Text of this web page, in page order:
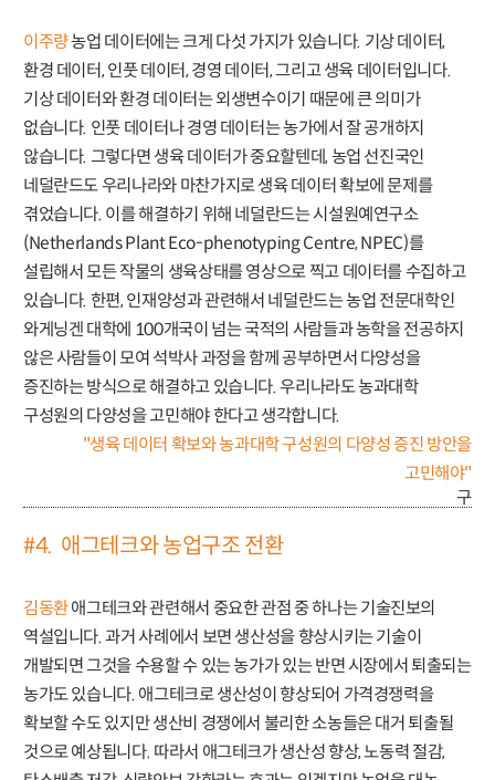
이주량농업 데이터에는 크게 다섯 가지가 있습니다. 기상 데이터,
환경 데이터, 인풋 데이터, 경영 데이터, 그리고 생육 데이터입니다.
기상 데이터와 환경 데이터는 외생변수이기 때문에 큰 의미가
없습니다. 인풋 데이터나 경영 데이터는 농가에서 잘 공개하지
않습니다. 그렇다면 생육 데이터가 중요할텐데, 농업 선진국인
네덜란드도 우리나라와 마찬가지로 생육 데이터 확보에 문제를
겪었습니다. 이를 해결하기 위해 네덜란드는 시설원예연구소
(Netherlands Plant Eco-phenotyping Centre, NPEC)를
설립해서 모든 작물의 생육상태를 영상으로 찍고 데이터를 수집하고
있습니다. 한편, 인재양성과 관련해서 네덜란드는 농업 전문대학인
와게닝겐 대학에 100개국이 넘는 국적의 사람들과 농학을 전공하지
않은 사람들이 모여 석박사 과정을 함께 공부하면서 다양성을
증진하는 방식으로 해결하고 있습니다. 우리나라도 농과대학
구성원의 다양성을 고민해야 한다고 생각합니다.
"생육 데이터 확보와 농과대학 구성원의 다양성 증진 방안을
고민해야"
구
#4. 애그테크와 농업구조 전환
김동환애그테크와 관련해서 중요한 관점 중 하나는 기술진보의
역설입니다. 과거 사례에서 보면 생산성을 향상시키는 기술이
개발되면 그것을 수용할 수 있는 농가가 있는 반면 시장에서 퇴출되는
농가도 있습니다. 애그테크로 생산성이 향상되어 가격경쟁력을
확보할 수도 있지만 생산비 경쟁에서 불리한 소농들은 대거 퇴출될
것으로 예상됩니다. 따라서 애그테크가 생산성 향상, 노동력 절감,